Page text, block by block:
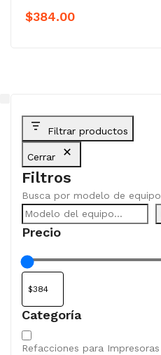
$384.00
Filtrar productos
Cerrar
Filtros
Busca por modelo de equipo
Precio
Categoría
Categoría
Refacciones para Impresoras